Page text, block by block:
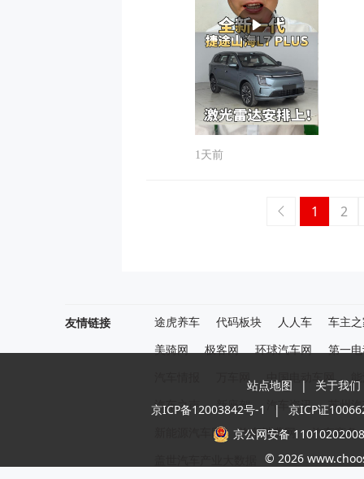
1天前
1 2
友情链接 途虎养车 代码板块 人人车 车主
美骑网 极客网 环球汽车网 第一
万车网 中国电动车网
汽车之声 新座驾 汽车资讯 苏州
新能源汽车网 汽车消费网 汽车商务
站点地图 |
关于我们
京ICP备12003842号-1
|
京ICP证
京公网安备
© 2026